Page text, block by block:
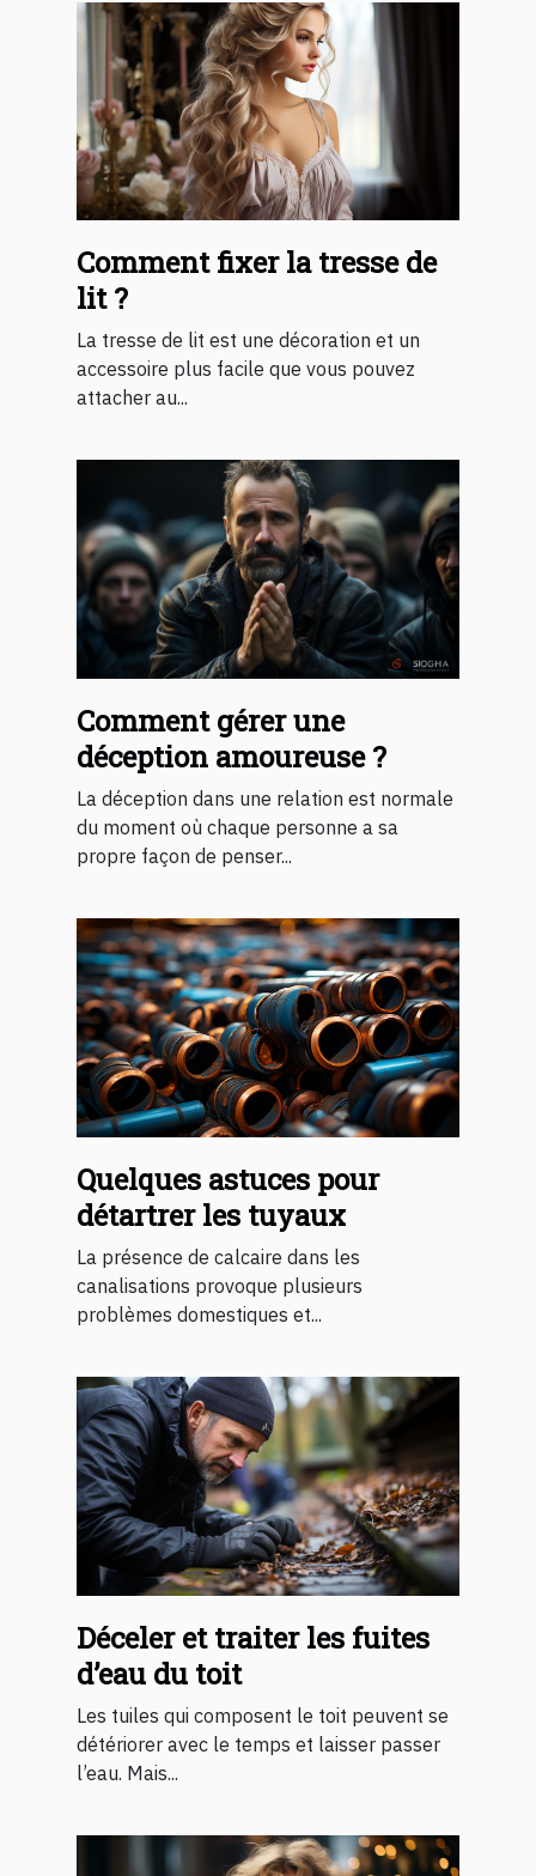
Comment fixer la tresse de
lit ?
La tresse de lit est une décoration et un
accessoire plus facile que vous pouvez
attacher au...
Comment gérer une
déception amoureuse ?
La déception dans une relation est normale
du moment où chaque personne a sa
propre façon de penser...
Quelques astuces pour
détartrer les tuyaux
La présence de calcaire dans les
canalisations provoque plusieurs
problèmes domestiques et...
Déceler et traiter les fuites
d’eau du toit
Les tuiles qui composent le toit peuvent se
détériorer avec le temps et laisser passer
l’eau. Mais...